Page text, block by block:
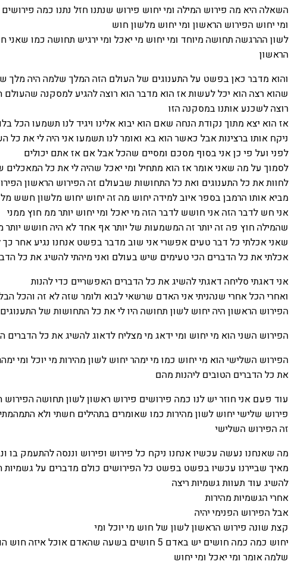
השאלה היא מה פירוש המילה ומי יחוש פירוש שנתנו חזל נתנו כמה פירושים
ומי יחוש הפירוש הראשון ומי יחוש מלשון חוש
לשון ההרגשה תחושה מיוחד ומי יחוש מי יאכל ומי ירגיש תחושה כמו
הראשון
והוא מדבר כאן בפשט על התענוגים של העולם הזה המלך שלמה היה מלך
שהוא רצה הוא יכל לעשות אז הוא מדבר הוא רוצה להגיע למסקנה שהעולם
רוצה לשכנע אותנו במסקנה הזו
אז הוא יצא מתוך נקודת הנחה שאם הוא יבוא אלינו ויגיד לנו תשמעו הכל
ניקח אותו ברצינות אבל כאשר הוא בא ואומר לנו תשמעו אני היה לי את כל
לפני ועל פי כן אני בסוף מסכם ומסיים שהכל אבל אם אז אתם יכולים
לסמוך על מה שאני אומר אז הוא מתחיל ומי יאכל שהיה לי את כל המאכלים
לחוות את כל התענוגים ואת כל התחושות שבעולם זה הפירוש הראשון
מביא אותו הרמבן בספר איוב למידה יחוש מה זה יחוש יחוש מלשון חשש
אני חש לדבר הזה אני חושש לדבר הזה מי יאכל ומי יחוש יותר ממ חוץ ממני
שהמילה חוץ פה זה יותר זה המשמעות של יותר אף אחד לא היה חושש
שאני אכלתי כל דבר טעים אפשרי אני שוב מדבר בפשט אנחנו נגיע אחר כך
אכלתי את כל הדברים הכי טעימים שיש בעולם ואני מיהתי להשיג את כל
אני דאגתי סליחה דאגתי להשיג את כל הדברים האפשריים כדי להנות
ואחרי הכל אחרי שנהניתי אני האדם שרשאי לבוא ולומר שזה לא זה והכל
הפירוש הראשון היה יחוש לשון תחושה היו לי את כל התחושות של
הפירוש השני הוא מי יחוש ומי ידאג מי מצליח לדאוג להשיג את כל הדברים
הפירוש השלישי הוא מי יחוש כמו מי ימהר יחוש לשון מהירות מי יוכל ומי
את כל הדברים הטובים ליהנות מהם
עוד פעם אני חוזר יש לנו כמה פירושים פירוש ראשון לשון תחושה הפירוש
פירוש שלישי יחוש לשון מהירות כמו שאומרים בתהילים חשתי ולא
זה הפירוש השלישי
מה שאנחנו נעשה עכשיו אנחנו ניקח כל פירוש ופירוש וננסה להתעמק בו
מאיך שביירנו עכשיו בפשט בפשט כל הפירושים כולם מדברים על גשמיות
להשיג עוד תעוות גשמיות ריצה
אחרי הגשמיות מהירות
אבל הפירוש הפנימי יהיה
קצת שונה פירוש הראשון לשון של חוש מי יוכל ומי
יחוש כמה כמה חושים יש באדם 5 חושים בשעה שהאדם
שלמה אומר ומי יאכל ומי יחוש